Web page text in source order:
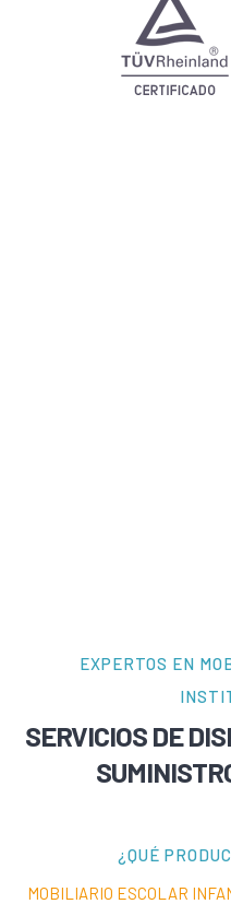
EXPERTOS EN
SERVICIOS DE
¿QUÉ
MOBILIARIO ESCOLAR